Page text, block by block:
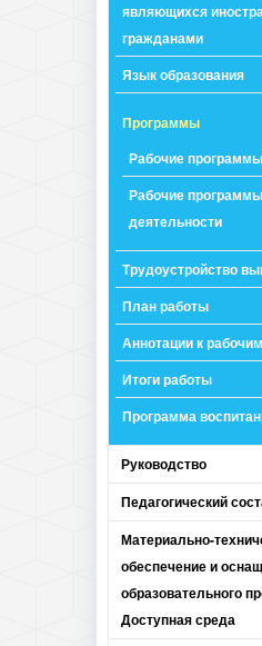
являющихся
гражданами
Язык образования
Программы
Рабочие
Рабочие
деятельности
Трудоустройство
План работы
Аннотации к
Итоги работы
Программа
Руководство
Педагогический
Материально-
обеспечение и
образовательного
Доступная среда